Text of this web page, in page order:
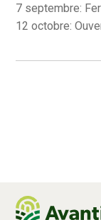
7 septembre:
12 octobre: